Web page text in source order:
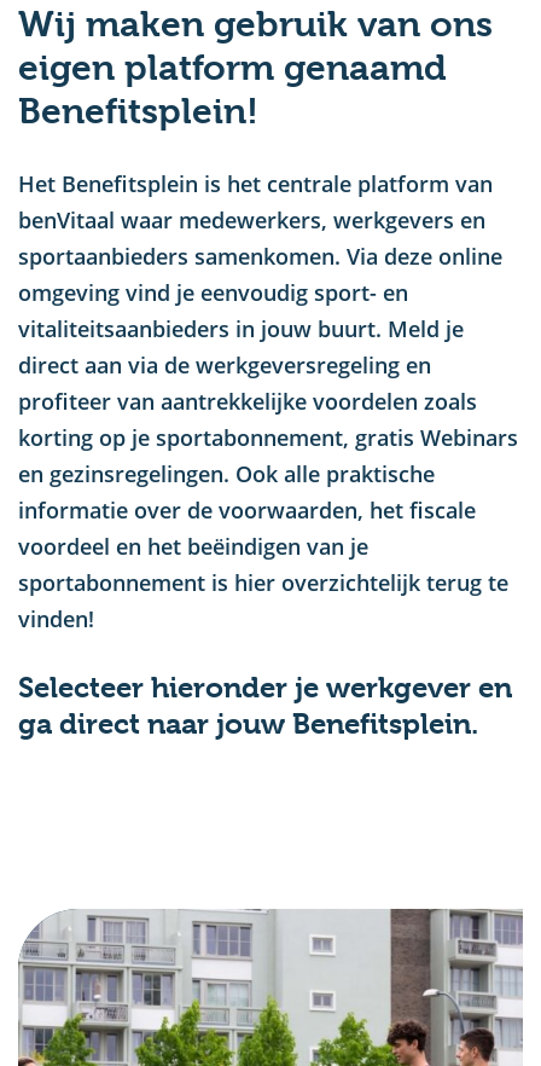
Wij maken gebruik van ons
eigen platform genaamd
Benefitsplein!
Het Benefitsplein is het centrale platform van
benVitaal waar medewerkers, werkgevers en
sportaanbieders samenkomen. Via deze online
omgeving vind je eenvoudig sport- en
vitaliteitsaanbieders in jouw buurt. Meld je
direct aan via de werkgeversregeling en
profiteer van aantrekkelijke voordelen zoals
korting op je sportabonnement, gratis Webinars
en gezinsregelingen. Ook alle praktische
informatie over de voorwaarden, het fiscale
voordeel en het beëindigen van je
sportabonnement is hier overzichtelijk terug te
vinden!
Selecteer hieronder je werkgever en
ga direct naar jouw Benefitsplein.